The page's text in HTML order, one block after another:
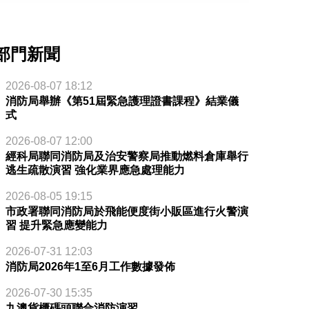
門新聞
2026-08-07 18:12
消防局舉辦《第51屆緊急護理證書課程》結業儀
式
2026-08-07 12:00
經科局聯同消防局及治安警察局推動燃料倉庫舉行
逃生疏散演習 強化業界應急處理能力
2026-08-05 19:15
市政署聯同消防局於飛能便度街小販區進行火警演
習 提升緊急應變能力
2026-07-31 12:03
消防局2026年1至6月工作數據發佈
2026-07-30 15:35